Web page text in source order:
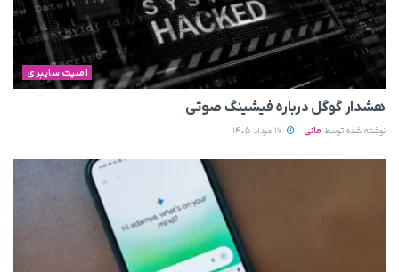
امنیت سایبری
هشدار گوگل درباره فیشینگ صوتی
نوشته شده توسط مانی